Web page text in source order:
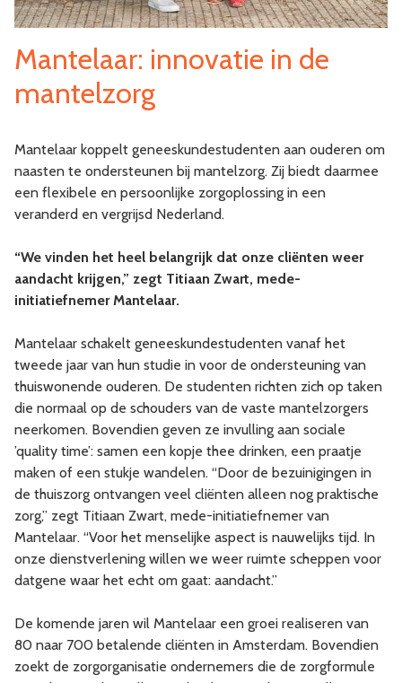
Mantelaar: innovatie in de
mantelzorg
Mantelaar koppelt geneeskundestudenten aan ouderen om
naasten te ondersteunen bij mantelzorg. Zij biedt daarmee
een flexibele en persoonlijke zorgoplossing in een
veranderd en vergrijsd Nederland.
“We vinden het heel belangrijk dat onze cliënten weer
aandacht krijgen,” zegt Titiaan Zwart, mede-
initiatiefnemer Mantelaar.
Mantelaar schakelt geneeskundestudenten vanaf het
tweede jaar van hun studie in voor de ondersteuning van
thuiswonende ouderen. De studenten richten zich op taken
die normaal op de schouders van de vaste mantelzorgers
neerkomen. Bovendien geven ze invulling aan sociale
’quality time’: samen een kopje thee drinken, een praatje
maken of een stukje wandelen. “Door de bezuinigingen in
de thuiszorg ontvangen veel cliënten alleen nog praktische
zorg,” zegt Titiaan Zwart, mede-initiatiefnemer van
Mantelaar. “Voor het menselijke aspect is nauwelijks tijd. In
onze dienstverlening willen we weer ruimte scheppen voor
datgene waar het echt om gaat: aandacht.”
De komende jaren wil Mantelaar een groei realiseren van
80 naar 700 betalende cliënten in Amsterdam. Bovendien
zoekt de zorgorganisatie ondernemers die de zorgformule